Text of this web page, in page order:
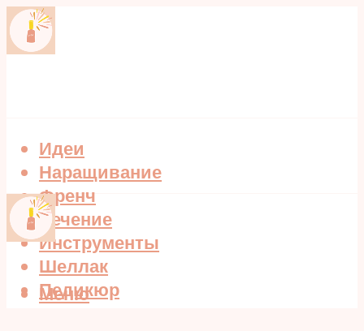
Идеи
Наращивание
Френч
Лечение
Инструменты
Шеллак
Педикюр
Меню